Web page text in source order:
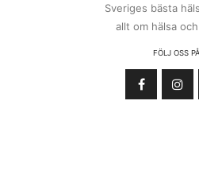
Sveriges bästa
allt om hälsa
FÖLJ OSS